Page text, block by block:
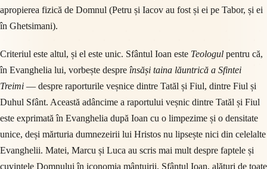
apropierea fizică de Domnul (Petru și Iacov au fost și ei pe Tabor, și ei
în Ghetsimani).
Criteriul este altul, și el este unic. Sfântul Ioan este Teologul pentru că,
în Evanghelia lui, vorbește despre însăși taina lăuntrică a Sfintei
Treimi — despre raporturile veșnice dintre Tatăl și Fiul, dintre Fiul și
Duhul Sfânt. Această adâncime a raportului veșnic dintre Tatăl și Fiul
este exprimată în Evanghelia după Ioan cu o limpezime și o densitate
unice, deși mărturia dumnezeirii lui Hristos nu lipsește nici din celelalte
Evanghelii. Matei, Marcu și Luca au scris mai mult despre faptele și
cuvintele Domnului în iconomia mântuirii. Sfântul Ioan, alături de toate